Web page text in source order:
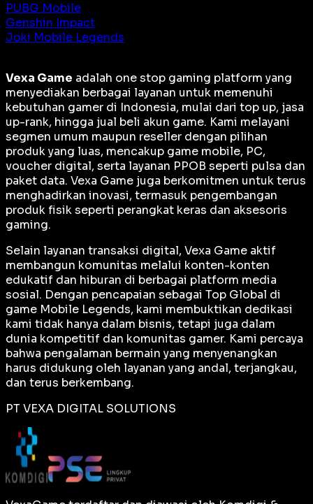
PUBG Mobile
Genshin Impact
Joki Mobile Legends
Vexa Game adalah one stop gaming platform yang
menyediakan berbagai layanan untuk memenuhi
kebutuhan gamer di Indonesia, mulai dari top up, jasa
up-rank, hingga jual beli akun game. Kami melayani
segmen umum maupun reseller dengan pilihan
produk yang luas, mencakup game mobile, PC,
voucher digital, serta layanan PPOB seperti pulsa dan
paket data. Vexa Game juga berkomitmen untuk terus
menghadirkan inovasi, termasuk pengembangan
produk fisik seperti perangkat keras dan aksesoris
gaming.
Selain layanan transaksi digital, Vexa Game aktif
membangun komunitas melalui konten-konten
edukatif dan hiburan di berbagai platform media
sosial. Dengan pencapaian sebagai Top Global di
game Mobile Legends, kami membuktikan dedikasi
kami tidak hanya dalam bisnis, tetapi juga dalam
dunia kompetitif dan komunitas gamer. Kami percaya
bahwa pengalaman bermain yang menyenangkan
harus didukung oleh layanan yang andal, terjangkau,
dan terus berkembang.
PT VEXA DIGITAL SOLUTIONS